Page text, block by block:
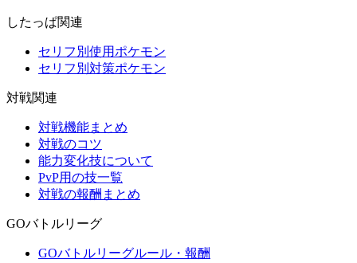
したっぱ関連
セリフ別使用ポケモン
セリフ別対策ポケモン
対戦関連
対戦機能まとめ
対戦のコツ
能力変化技について
PvP用の技一覧
対戦の報酬まとめ
GOバトルリーグ
GOバトルリーグルール・報酬